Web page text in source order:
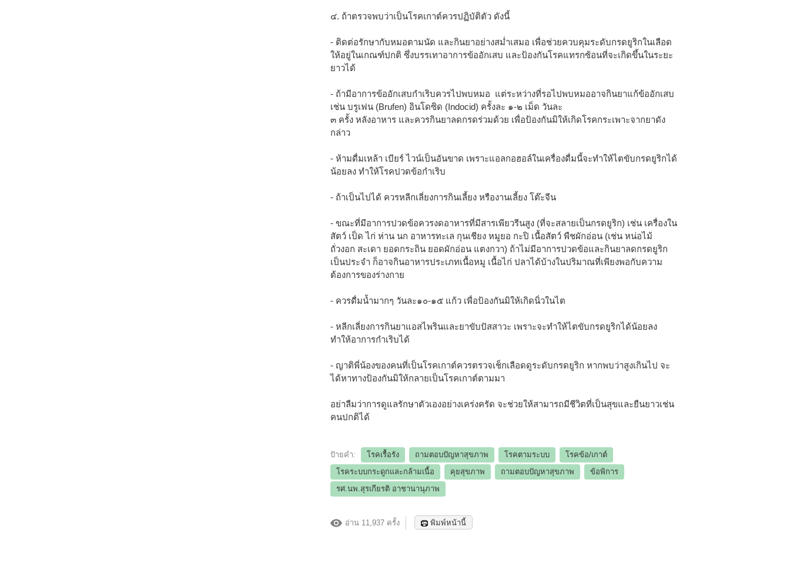
๔. ถ้าตรวจพบว่าเป็นโรคเกาต์ควรปฏิบัติตัว ดังนี้
- ติดต่อรักษากับหมอตามนัด และกินยาอย่างสม่ำเสมอ เพื่อช่วยควบคุมระดับกรดยูริกในเลือด
ให้อยู่ในเกณฑ์ปกติ ซึ่งบรรเทาอาการข้ออักเสบ และป้องกันโรคแทรกซ้อนที่จะเกิดขึ้นในระยะ
ยาวได้
- ถ้ามีอาการข้ออักเสบกำเริบควรไปพบหมอ แต่ระหว่างที่รอไปพบหมออาจกินยาแก้ข้ออักเสบ
เช่น บรูเฟน (Brufen) อินโดซิด (Indocid) ครั้งละ ๑-๒ เม็ด วันละ
๓ ครั้ง หลังอาหาร และควรกินยาลดกรดร่วมด้วย เพื่อป้องกันมิให้เกิดโรคกระเพาะจากยาดัง
กล่าว
- ห้ามดื่มเหล้า เบียร์ ไวน์เป็นอันขาด เพราะแอลกอฮอล์ในเครื่องดื่มนี้จะทำให้ไตขับกรดยูริกได้
น้อยลง ทำให้โรคปวดข้อกำเริบ
- ถ้าเป็นไปได้ ควรหลีกเลี่ยงการกินเลี้ยง หรืองานเลี้ยง โต๊ะจีน
- ขณะที่มีอาการปวดข้อควรงดอาหารที่มีสารเพียวรีนสูง (ที่จะสลายเป็นกรดยูริก) เช่น เครื่องใน
สัตว์ เป็ด ไก่ ห่าน นก อาหารทะเล กุนเชียง หมูยอ กะปิ เนื้อสัตว์ พืชผักอ่อน (เช่น หน่อไม้
ถั่วงอก สะเดา ยอดกระถิน ยอดผักอ่อน แตงกวา) ถ้าไม่มีอาการปวดข้อและกินยาลดกรดยูริก
เป็นประจำ ก็อาจกินอาหารประเภทเนื้อหมู เนื้อไก่ ปลาได้บ้างในปริมาณที่เพียงพอกับความ
ต้องการของร่างกาย
- ควรดื่มน้ำมากๆ วันละ๑๐-๑๕ แก้ว เพื่อป้องกันมิให้เกิดนิ่วในไต
- หลีกเลี่ยงการกินยาแอสไพรินและยาขับปัสสาวะ เพราะจะทำให้ไตขับกรดยูริกได้น้อยลง
ทำให้อาการกำเริบได้
- ญาติพี่น้องของคนที่เป็นโรคเกาต์ควรตรวจเช็กเลือดดูระดับกรดยูริก หากพบว่าสูงเกินไป จะ
ได้หาทางป้องกันมิให้กลายเป็นโรคเกาต์ตามมา
อย่าลืมว่าการดูแลรักษาตัวเองอย่างเคร่งครัด จะช่วยให้สามารถมีชีวิตที่เป็นสุขและยืนยาวเช่น
คนปกติได้
ป้ายคำ: โรคเรื้อรัง ถามตอบปัญหาสุขภาพ โรคตามระบบ
โรคข้อ/เกาต์
โรคระบบกระดูกและกล้ามเนื้อ
คุยสุขภาพ ถามตอบปัญหาสุขภาพ
ข้อพิการ
รศ.นพ.สุรเกียรติ อาชานานุภาพ
อ่าน 11,937 ครั้ง พิมพ์หน้านี้